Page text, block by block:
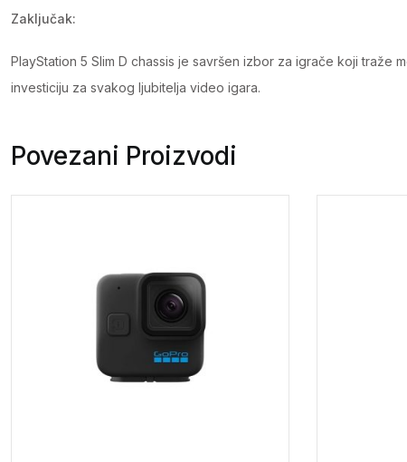
Zaključak:
PlayStation 5 Slim D chassis je savršen izbor za igrače koji traže
investiciju za svakog ljubitelja video igara.
Povezani Proizvodi